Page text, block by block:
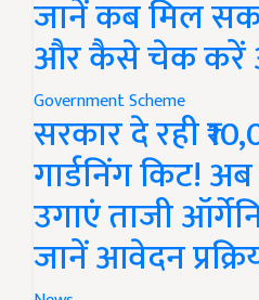
जानें कब मिल
और कैसे चेक करें
Government Scheme
सरकार दे रही
गार्डनिंग किट!
उगाएं ताजी
जानें आवेदन